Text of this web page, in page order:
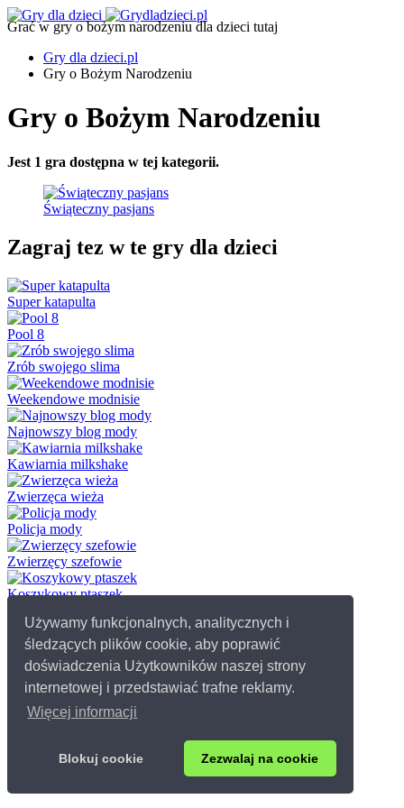
Używamy funkcjonalnych, analitycznych i
śledzących plików cookie, aby poprawić
doświadczenia Użytkowników naszej strony
internetowej i przedstawiać trafne reklamy.
Więcej informacji
Blokuj cookie Zezwalaj na cookie
Grać w gry o bożym narodzeniu dla dzieci tutaj
Gry dla dzieci.pl
Gry o Bożym Narodzeniu
Gry o Bożym Narodzeniu
Jest 1 gra dostępna w tej kategorii.
Świąteczny pasjans
Zagraj tez w te gry dla dzieci
Super katapulta
Pool 8
Zrób swojego slima
Weekendowe modnisie
Najnowszy blog mody
Kawiarnia milkshake
Zwierzęca wieża
Policja mody
Zwierzęcy szefowie
Koszykowy ptaszek
Cukierkowy łowca
Lodowy deszcz
© 2026 Grydladzieci.pl
Kontakt
Grydladzieci i pliki cookie